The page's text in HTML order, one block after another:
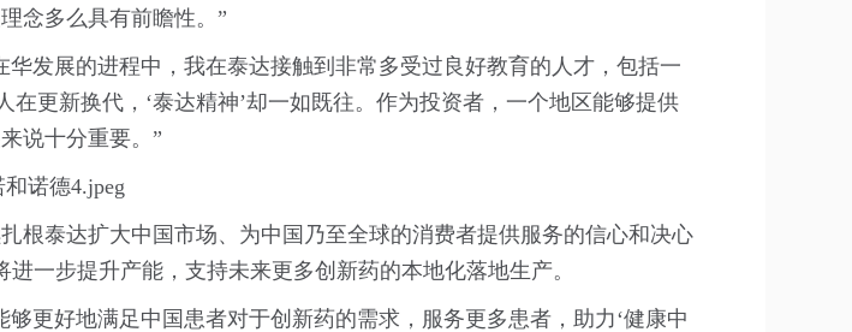
念多么具有前瞻性。”
发展的进程中，我在泰达接触到非常多受过良好教育的人才，包括一
更新换代，‘泰达精神’却一如既往。作为投资者，一个地区能够提供
说十分重要。”
根泰达扩大中国市场、为中国乃至全球的消费者提供服务的信心和决心
一步提升产能，支持未来更多创新药的本地化落地生产。
更好地满足中国患者对于创新药的需求，服务更多患者，助力‘健康中